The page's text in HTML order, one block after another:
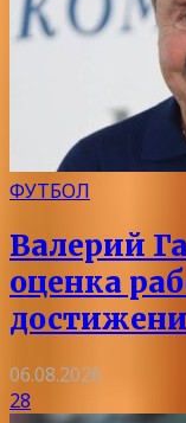
ФУТБОЛ
Валерий
оценка
06.08.2026
28